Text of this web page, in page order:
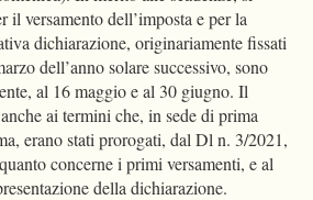
il versamento dell’imposta e per la
dichiarazione, originariamente fissati
dell’anno solare successivo, sono
al 16 maggio e al 30 giugno. Il
ai termini che, in sede di prima
erano stati prorogati, dal Dl n. 3/2021,
concerne i primi versamenti, e al
della dichiarazione.